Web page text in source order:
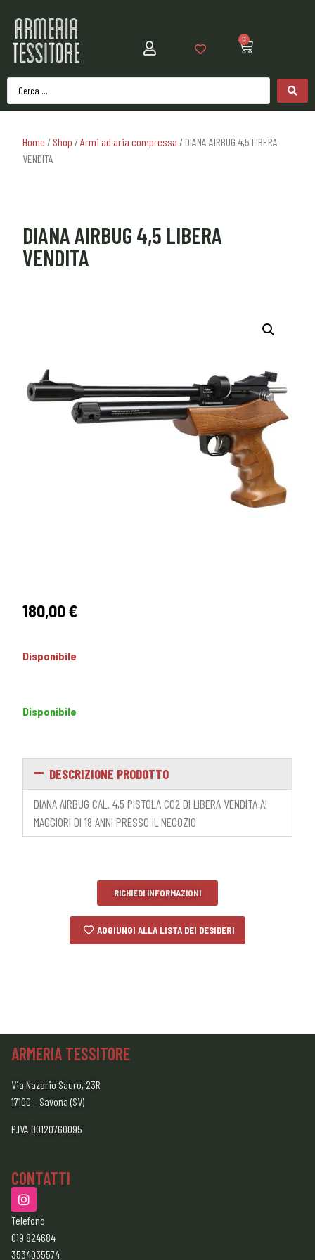
0
Home / Shop /Armi ad aria compressa / DIANA AIRBUG 4,5 LIBERA
VENDITA
DIANA AIRBUG 4,5 LIBERA
VENDITA
180,00€
Disponibile
Disponibile
DESCRIZIONE PRODOTTO
DIANA AIRBUG CAL. 4,5 PISTOLA C02 DI LIBERA VENDITA AI
MAGGIORI DI 18 ANNI PRESSO IL NEGOZIO
RICHIEDI INFORMAZIONI
AGGIUNGI ALLA LISTA DEI DESIDERI
ARMERIA TESSITORE
Via Nazario Sauro, 23R
17100 – Savona (SV)
P.IVA 00120760095
CONTATTI
Telefono
019 824684
3534035574